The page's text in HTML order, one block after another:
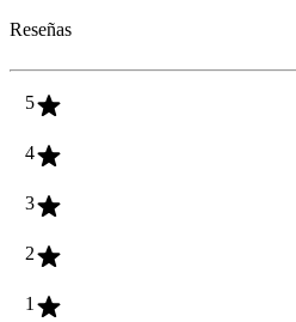
Reseñas
5
4
3
2
1